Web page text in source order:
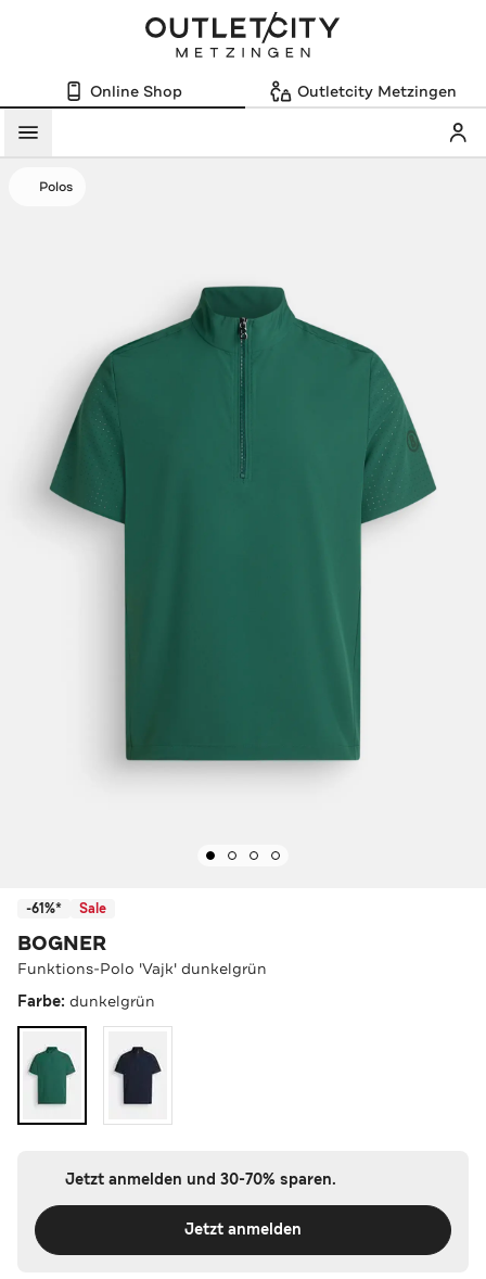
Online Shop Outletcity Metzingen
Menü
Polos
-61%* Sale
BOGNER
Funktions-Polo 'Vajk' dunkelgrün
Farbe: dunkelgrün
Jetzt anmelden und 30-70% sparen.
Jetzt anmelden